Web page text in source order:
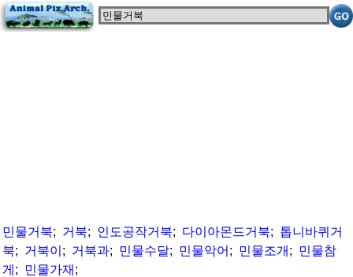
민물거북; 거북; 인도공작거북; 다이아몬드거북; 톱니바퀴거
북; 거북이 ; 거북과; 민물수달; 민물악어 ; 민물조개 ; 민물참
게 ; 민물가재 ;